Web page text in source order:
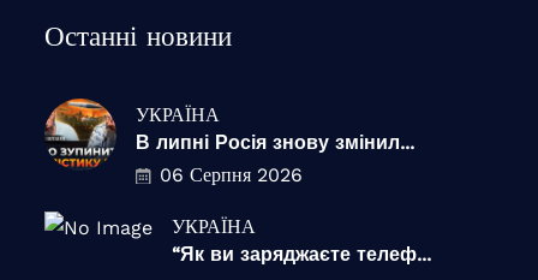
Останні новини
УКРАЇНА
В липні Росія знову змінил...
06 Серпня 2026
УКРАЇНА
“Як ви заряджаєте телеф...